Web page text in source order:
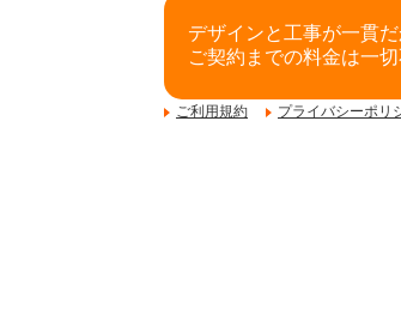
デザインと工事が一貫
ご契約までの料金は一切
ご利用規約 プライバシーポリ